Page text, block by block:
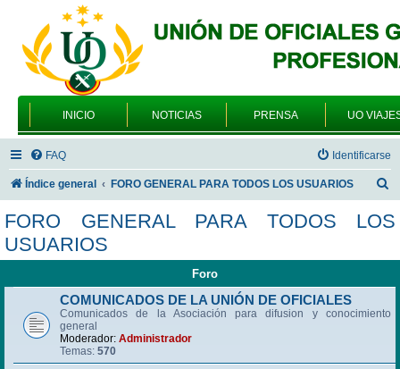
INICIO NOTICIAS PRENSA UO
FAQ Identificarse
Índice general FORO GENERAL PARA TODOS LOS USUARIOS
s
FORO GENERAL PARA TODOS LOS
USUARIOS
Foro
COMUNICADOS DE LA UNIÓN DE OFICIALES
Comunicados de la Asociación para difusion y conocimiento
general
Moderador: Administrador
Temas: 570